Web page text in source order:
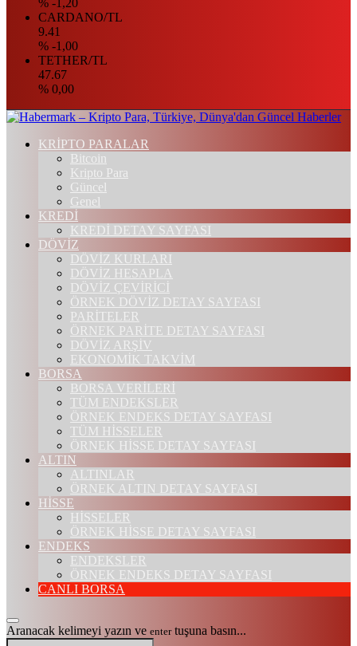
% -1,20
CARDANO/TL
9.41
% -1,00
TETHER/TL
47.67
% 0,00
KRİPTO PARALAR
Bitcoin
Kripto Para
Güncel
Genel
KREDİ
KREDİ DETAY SAYFASI
DÖVİZ
DÖVİZ KURLARI
DÖVİZ HESAPLA
DÖVİZ ÇEVİRİCİ
ÖRNEK DÖVİZ DETAY SAYFASI
PARİTELER
ÖRNEK PARİTE DETAY SAYFASI
DÖVİZ ARŞİV
EKONOMİK TAKVİM
BORSA
BORSA VERİLERİ
TÜM ENDEKSLER
ÖRNEK ENDEKS DETAY SAYFASI
TÜM HİSSELER
ÖRNEK HİSSE DETAY SAYFASI
ALTIN
ALTINLAR
ÖRNEK ALTIN DETAY SAYFASI
HİSSE
HİSSELER
ÖRNEK HİSSE DETAY SAYFASI
ENDEKS
ENDEKSLER
ÖRNEK ENDEKS DETAY SAYFASI
CANLI BORSA
Aranacak kelimeyi yazın ve entertuşuna basın...